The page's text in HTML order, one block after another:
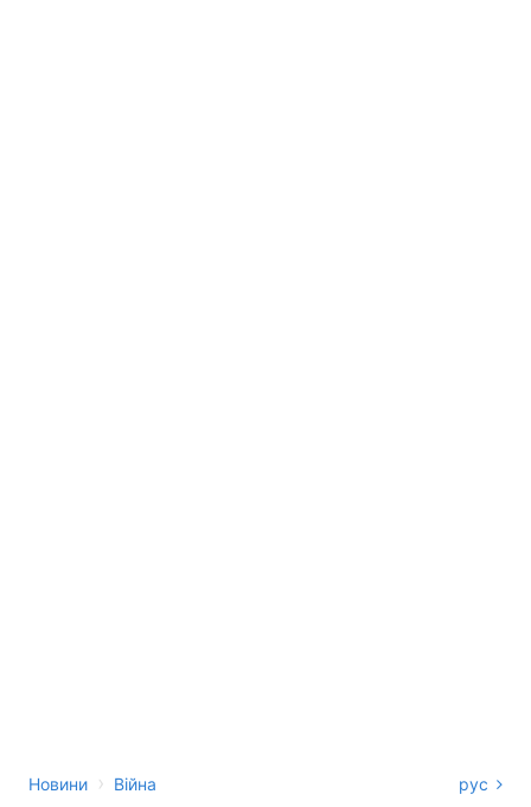
Новини › Війна рус